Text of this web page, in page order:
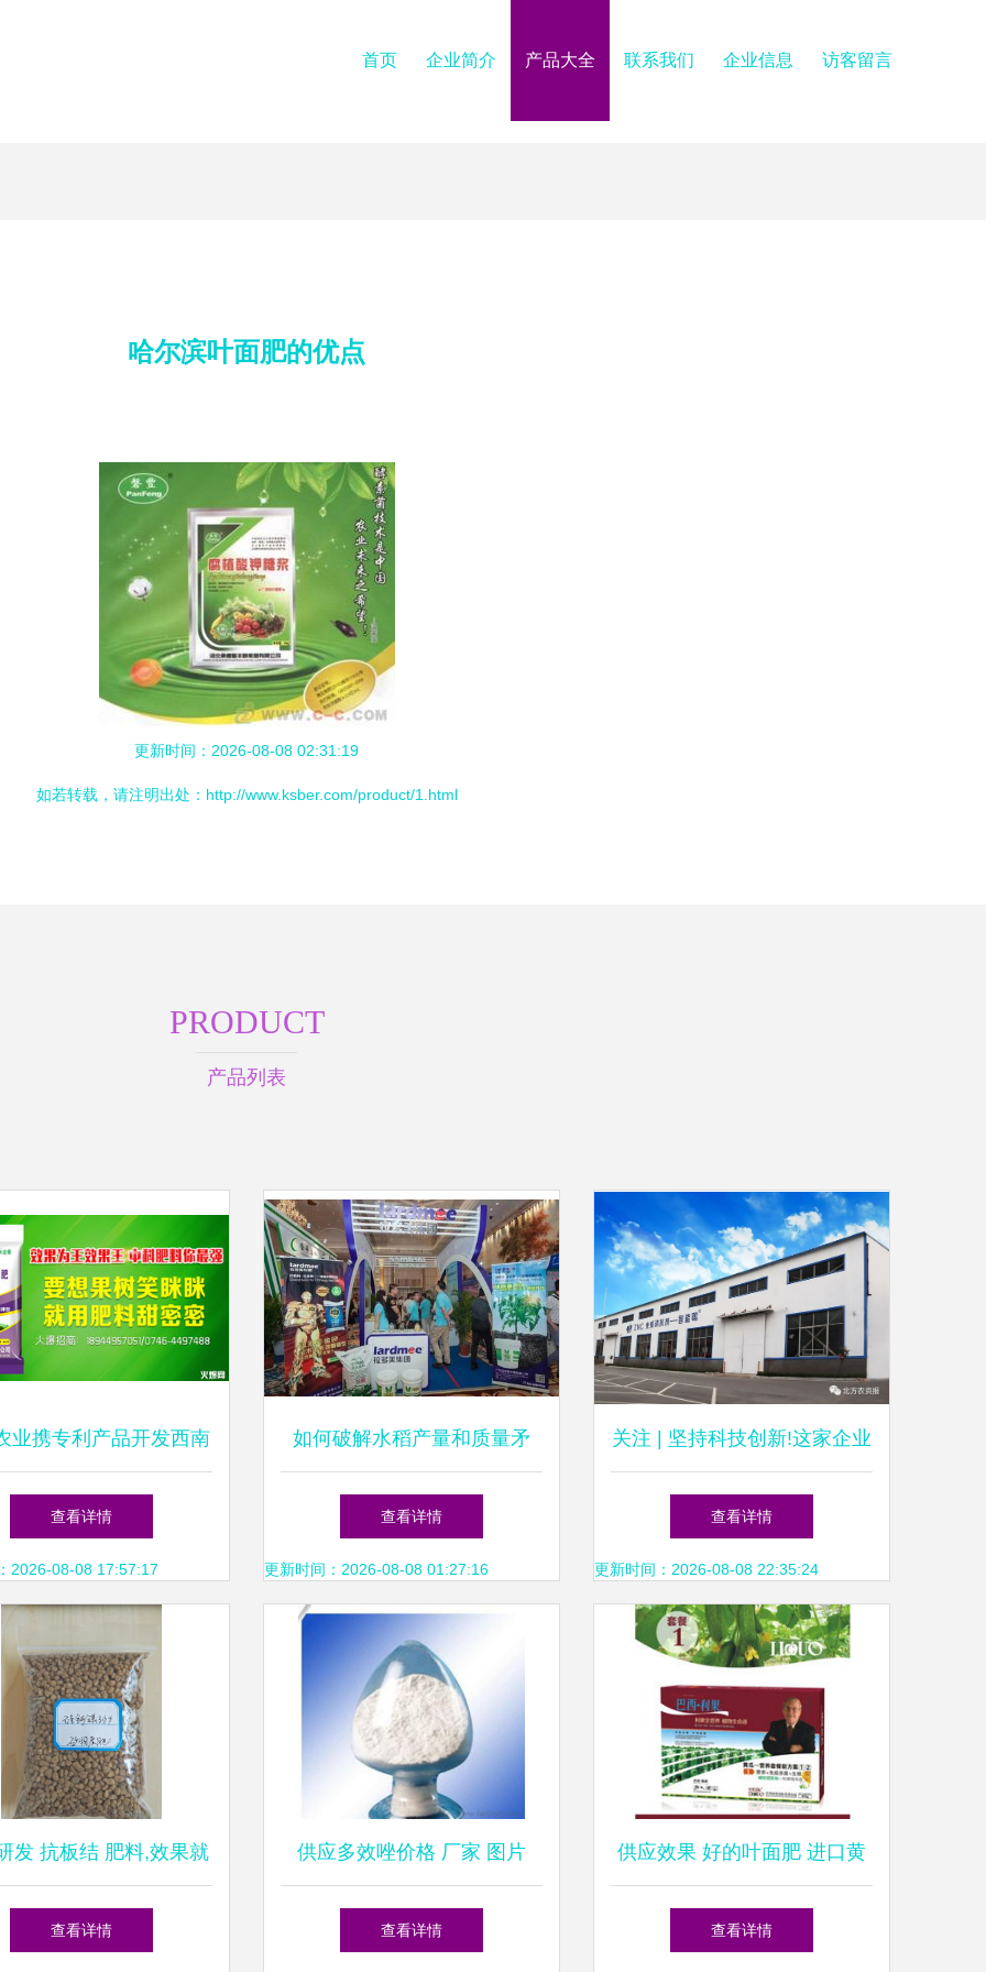
首页 企业简介 产品大全 联系我们 企业信息 访客留言
哈尔滨叶面肥的优点
更新时间：2026-08-08 02:31:19
如若转载，请注明出处：http://www.ksber.com/product/1.html
PRODUCT
产品列表
业携专利产品开发西南
农资市场
查看详情
2026-08-08 17:57:17
如何破解水稻产量和质量矛
盾?拉多美与袁隆平等十位院
士同台论“稻”
查看详情
更新时间：2026-08-08 01:27:16
关注 | 坚持科技创新!这家企业
得以蓬勃发展!
查看详情
更新时间：2026-08-08 22:35:24
发 抗板结 肥料,效果就
是不一样,神奇
查看详情
供应多效唑价格 厂家 图片
查看详情
供应效果 好的叶面肥 进口黄
瓜专用叶面肥 延长授粉易坐
查看详情